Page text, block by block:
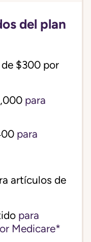
del plan
$300 por
para
para
artículos de
para
Medicare*